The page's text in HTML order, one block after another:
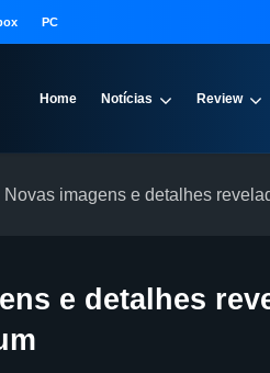
PC
Home Notícias Review
Novas imagens e detalhes
e detalhes